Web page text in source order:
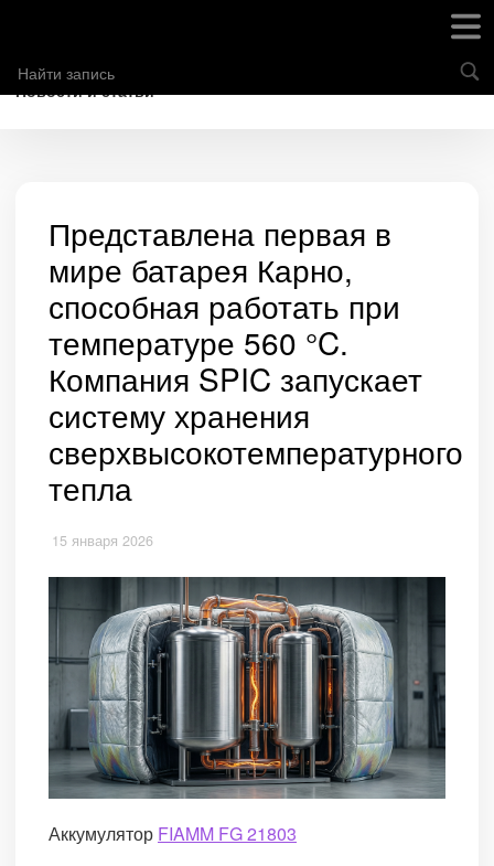
Новости и статьи
Представлена первая в
мире батарея Карно,
способная работать при
температуре 560 °C.
Компания SPIC запускает
систему хранения
сверхвысокотемпературного
тепла
15 января 2026
Аккумулятор FIAMM FG 21803